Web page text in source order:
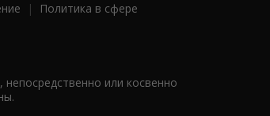
|
Политика в сфере
или косвенно